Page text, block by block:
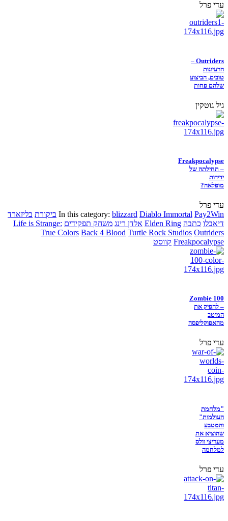
עדי פרל
Outriders –
הרעיונות
טובים, הביצוע
שלהם פחות
גיל גוטקין
Freakpocalypse
– תחילתה של
ידידות
מופלאה?
עדי פרל
In this category: blizzard Diablo Immortal Pay2Win ביקורת בליזארד
דיאבלו כתבה Elden Ring אלדן רינג משחק תפקידים Life is Strange:
True Colors Back 4 Blood Turtle Rock Studios Outriders
Freakpocalypse קווסט
Zombie 100
– להפיק את
המיטב
מהאפוקליפסה
עדי פרל
"מלחמת
העולמות"
והמטבע
שהוציא את
מעריצי וולס
למלחמה
עדי פרל